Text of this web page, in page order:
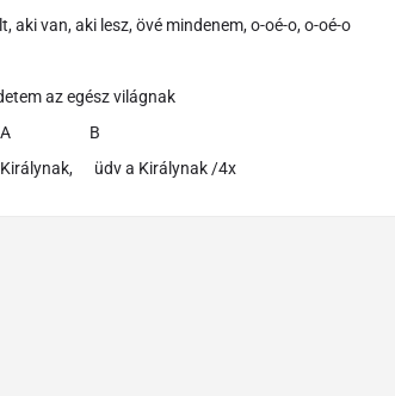
aki van, aki lesz, övé mindenem, o-oé-o, o-oé-o
az egész világnak
A B
Királynak, üdv a Királynak /4x